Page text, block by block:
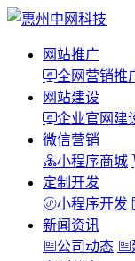
网站推广
全网营销推
网站建设
企业官网建
微信营销
小程序商城
定制开发
小程序开发
新闻资讯
公司动态